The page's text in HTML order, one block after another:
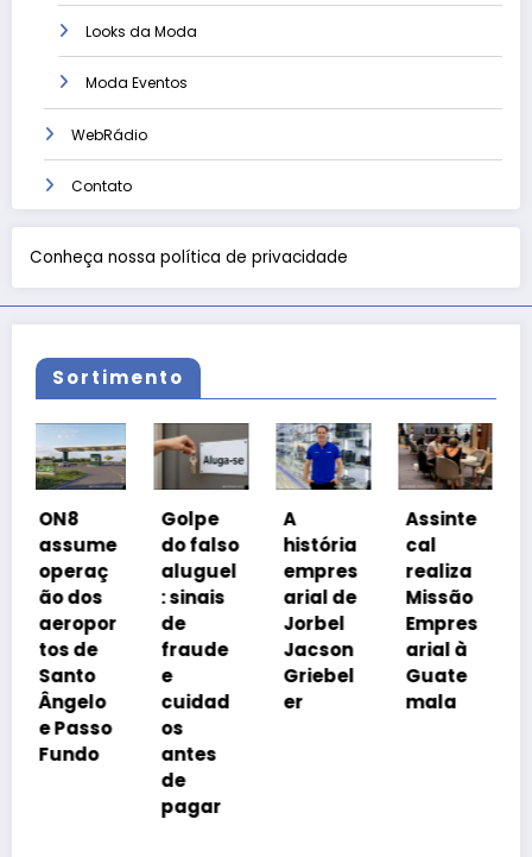
Looks da Moda
Moda Eventos
WebRádio
Contato
Conheça nossa política de privacidade
Sortimento
Golpe
do falso
aluguel
: sinais
de
fraude
e
cuidad
os
antes
A
história
empres
arial de
Jacson
er
cal
realiza
Missão
Empres
arial à
Guate
Coalizã
o
Prosper
a Brasil
cobra
isonomi
a
tributár